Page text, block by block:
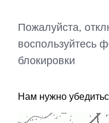
Пожалуйста,
воспользуйтесь
блокировки
Нам нужно